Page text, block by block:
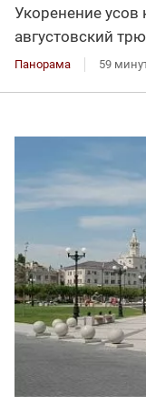
Укоренение усов
августовский
Панорама 59